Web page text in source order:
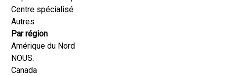
Centre spécialisé
Autres
Par région
Amérique du Nord
NOUS.
Canada